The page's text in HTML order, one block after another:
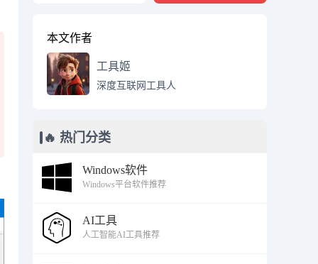
本文作者
工具姬
深度互联网工具人
🔥 热门分类
Windows软件
Windows平台软件推荐
AI工具
人工智能AI工具推荐